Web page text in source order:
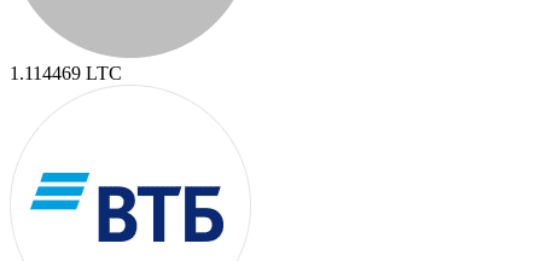
1.114469 LTC